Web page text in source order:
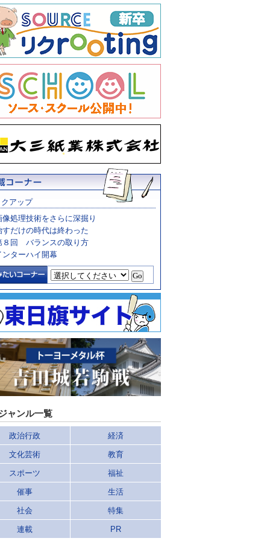
アップ
像処理技術をさらに深掘り
すだけの時代は終わった
８回 バランスの取り方
ンターハイ開幕
ャンル一覧
政治行政 経済
文化芸術 教育
スポーツ 福祉
催事 生活
社会 特集
連載 PR